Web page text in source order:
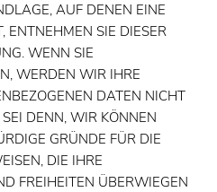
AUF DENEN EINE
ENTNEHMEN SIE DIESER
WENN SIE
WERDEN WIR IHRE
DATEN NICHT
DENN, WIR KÖNNEN
GRÜNDE FÜR DIE
DIE IHRE
FREIHEITEN ÜBERWIEGEN